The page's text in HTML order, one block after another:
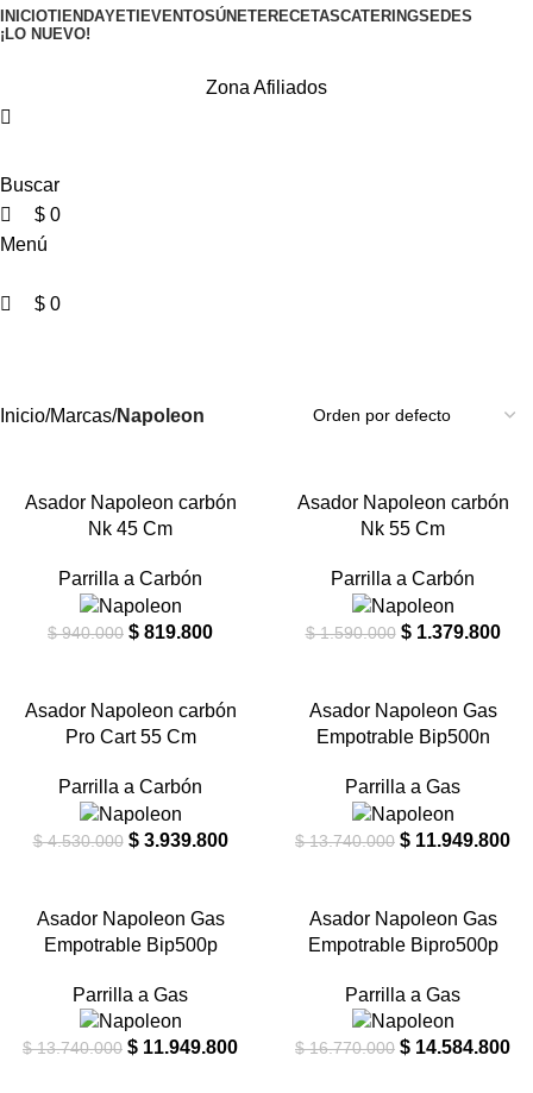
INICIOTIENDAYETI EVENTOSÚNETERECETASCATERINGSEDES
¡LO NUEVO!
Zona Afiliados
Buscar
$ 0
Menú
$ 0
Inicio Marcas Napoleon
-13%Asador Napoleon carbón
Nk 45 Cm
Parrilla a Carbón
$940.000 $ 819.800
-13%Asador Napoleon carbón
Nk 55 Cm
Parrilla a Carbón
$1.590.000 $1.379.800
-13%Asador Napoleon carbón
Pro Cart 55 Cm
Parrilla a Carbón
$4.530.000 $3.939.800
Asador Napoleon Gas
Empotrable Bip500n
Parrilla a Gas
$13.740.000 $ 11.949.800
Asador Napoleon Gas
Empotrable Bip500p
Parrilla a Gas
$13.740.000 $ 11.949.800
AGOTA
Asador Napoleon Gas
Empotrable Bipro500p
Parrilla a Gas
$16.770.000 $ 14.584.800